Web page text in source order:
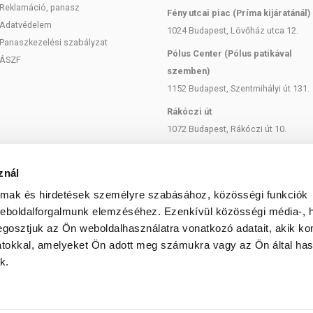
és hirdetések személyre szabásához, közösségi funkciók
elemzéséhez. Ezenkívül közösségi média-,
az Ön weboldalhasználatra vonatkozó adatait, akik
amelyeket Ön adott meg számukra vagy az Ön által
és más ketontestekké alakulnak, amelyek
számára, mint a glükóz.
tartalmaz, az agy számára hasznos
zsírsavból csak alig, ahogy a vaj sem. Az MCT-olaj
fenntartható gazdaságból származó pálmaolajból és
zsírsavakat tartalmaz. Az RSPO minősítés fontos
vezet.
Reklamáció, panasz
Adatvédelem
Panaszkezelési szabályzat
ÁSZF
Fény utcai piac (Príma kijáratánál)
1024 Budapest, Lövőház utca 12.
Pólus Center (Pólus patikával
szemben)
1152 Budapest, Szentmihályi út 131.
Rákóczi út
1072 Budapest, Rákóczi út 10.
Bartók Béla
1114 Budapest, Bartók Béla út 71.